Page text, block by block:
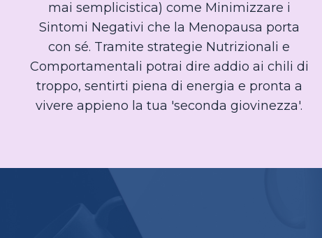
mai semplicistica) come Minimizzare i
Sintomi Negativi che la Menopausa porta
con sé. Tramite strategie Nutrizionali e
Comportamentali potrai dire addio ai chili di
troppo, sentirti piena di energia e pronta a
vivere appieno la tua 'seconda giovinezza'.